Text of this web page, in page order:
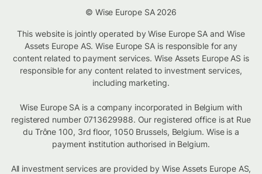
© Wise Europe SA 2026
This website is jointly operated by Wise Europe SA and Wise
Assets Europe AS. Wise Europe SA is responsible for any
content related to payment services. Wise Assets Europe AS is
responsible for any content related to investment services,
including marketing.
Wise Europe SA is a company incorporated in Belgium with
registered number 0713629988. Our registered office is at Rue
du Trône 100, 3rd floor, 1050 Brussels, Belgium. Wise is a
payment institution authorised in Belgium.
All investment services are provided by Wise Assets Europe AS,